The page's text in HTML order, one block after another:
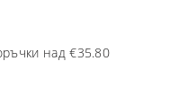
над €35.80